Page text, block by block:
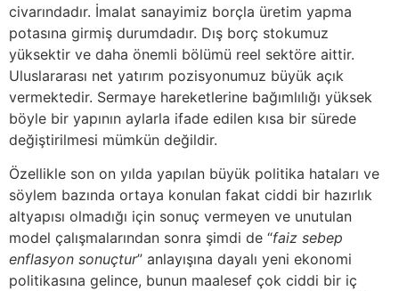
civarındadır. İmalat sanayimiz borçla üretim yapma
potasına girmiş durumdadır. Dış borç stokumuz
yüksektir ve daha önemli bölümü reel sektöre aittir.
Uluslararası net yatırım pozisyonumuz büyük açık
vermektedir. Sermaye hareketlerine bağımlılığı yüksek
böyle bir yapının aylarla ifade edilen kısa bir sürede
değiştirilmesi mümkün değildir.
Özellikle son on yılda yapılan büyük politika hataları ve
söylem bazında ortaya konulan fakat ciddi bir hazırlık
altyapısı olmadığı için sonuç vermeyen ve unutulan
model çalışmalarından sonra şimdi de “faiz sebep
enflasyon sonuçtur” anlayışına dayalı yeni ekonomi
politikasına gelince, bunun maalesef çok ciddi bir iç